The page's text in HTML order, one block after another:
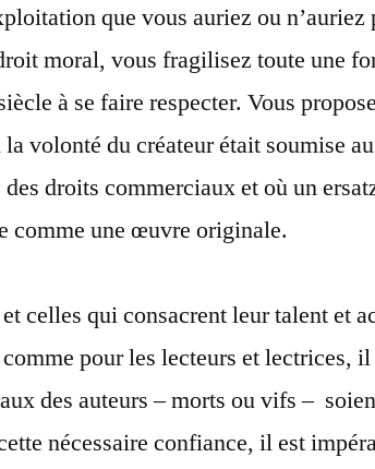
que vous auriez ou n’auriez
moral, vous fragilisez toute une
à se faire respecter. Vous
la volonté du créateur était soumise
des droits commerciaux et où un
comme une œuvre originale.
celles qui consacrent leur talent et
pour les lecteurs et lectrices, il
des auteurs – morts ou vifs –
nécessaire confiance, il est